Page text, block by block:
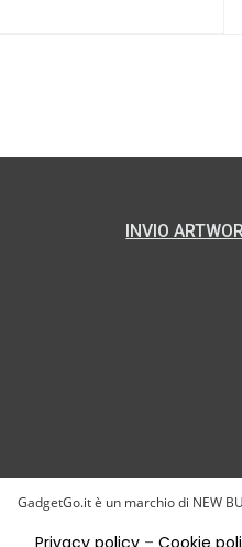
INVIO
GadgetGo.it è un marchio di NEW
Privacy policy – Cookie